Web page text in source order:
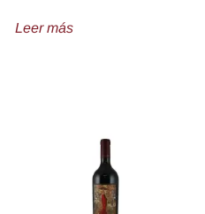
Leer más